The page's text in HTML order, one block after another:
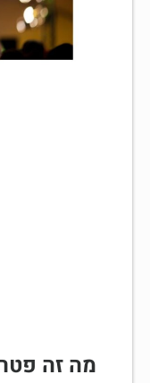
מה זה